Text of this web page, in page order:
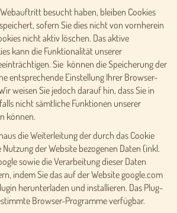
besucht haben, bleiben Cookies
sofern Sie dies nicht von vornherein
nicht aktiv löschen. Das aktive
kann die Funktionalität unserer
Sie können die Speicherung der
entsprechende Einstellung Ihrer Browser-
weisen Sie jedoch darauf hin, dass Sie in
nicht sämtliche Funktionen unserer
können.
die Weiterleitung der durch das Cookie
der Website bezogenen Daten (inkl.
sowie die Verarbeitung dieser Daten
indem Sie das auf der Website google.com
herunterladen und installieren. Das Plug-
Browser-Programme verfügbar.